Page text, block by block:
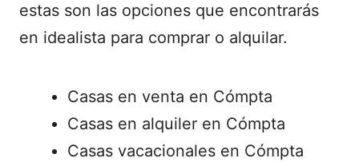
estas son las opciones que encontrarás
en idealista para comprar o alquilar.
Casas en venta en Cómpta
Casas en alquiler en Cómpta
Casas vacacionales en Cómpta